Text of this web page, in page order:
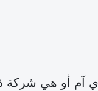
أو هي شركة